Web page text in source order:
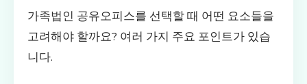
가족법인 공유오피스를 선택할 때 어떤 요소들을
고려해야 할까요? 여러 가지 주요 포인트가 있습
니다.